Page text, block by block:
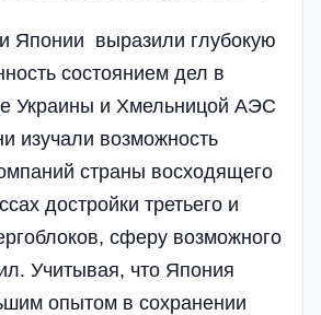
Японии выразили глубокую
состоянием дел в
Украины и Хмельницой АЭС
изучали возможность
страны восходящего
достройки третьего и
сферу возможного
Учитывая, что Япония
опытом в сохранении